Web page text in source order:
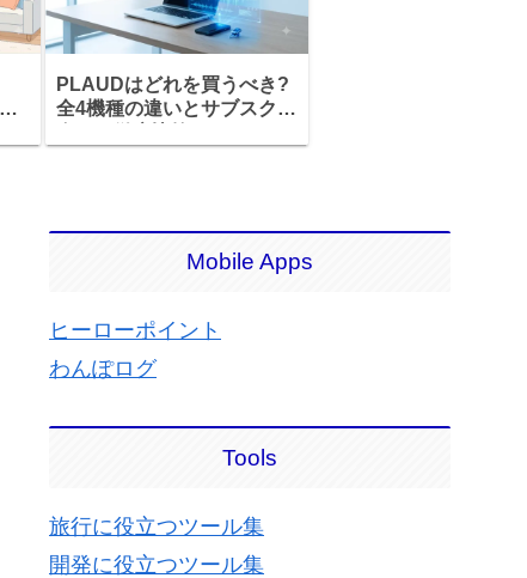
PLAUDはどれを買うべき?
全4機種の違いとサブスク料
Mobile Apps
ヒーローポイント
わんぽログ
Tools
旅行に役立つツール集
開発に役立つツール集